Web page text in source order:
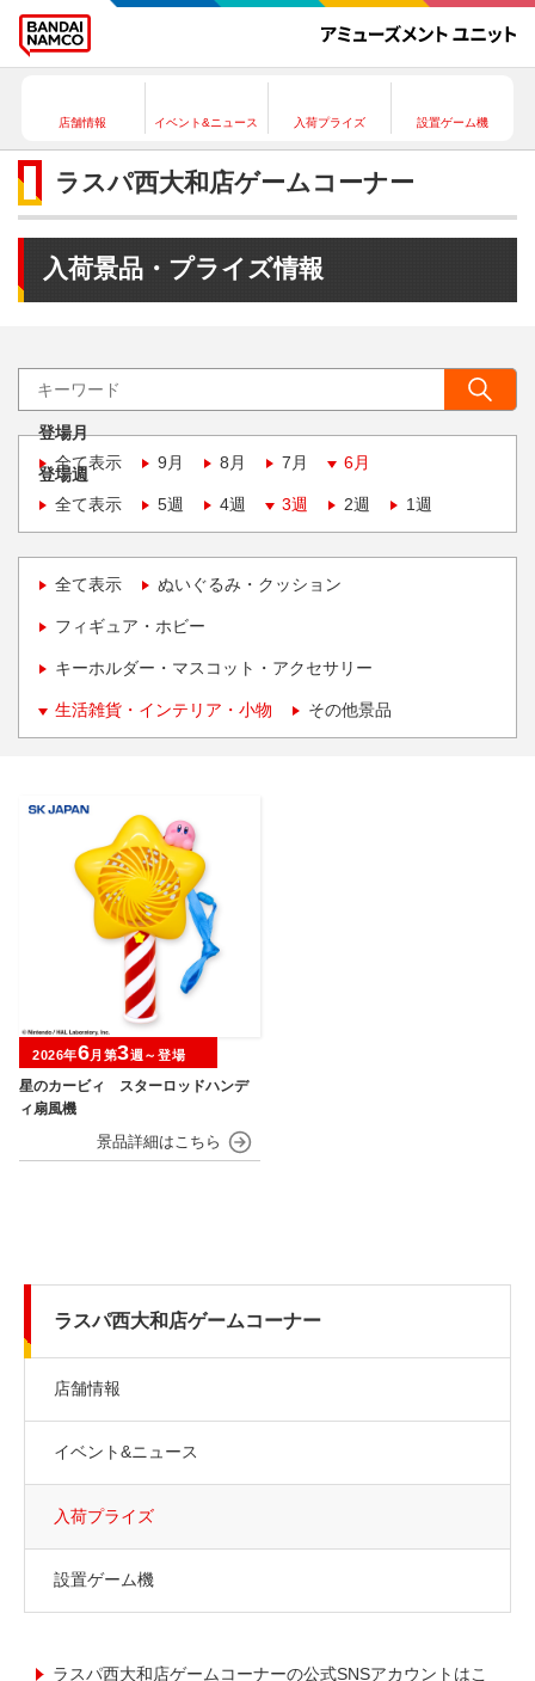
店舗情報 イベント&ニュース 入荷プライズ 設置ゲーム機
ラスパ西大和店ゲームコーナー
入荷景品・プライズ情報
登場月
全て表示
9月 8月 7月 6月
登場週
全て表示
5週 4週 3週 2週 1週
全て表示 ぬいぐるみ・クッション
フィギュア・ホビー
キーホルダー・マスコット・アクセサリー
生活雑貨・インテリア・小物 その他景品
星のカービィ スターロッドハンデ
ィ扇風機
2026年6月第3週～登場
ラスパ西大和店ゲームコーナー
店舗情報
イベント&ニュース
入荷プライズ
設置ゲーム機
ラスパ西大和店ゲームコーナーの公式SNSアカウントはこ